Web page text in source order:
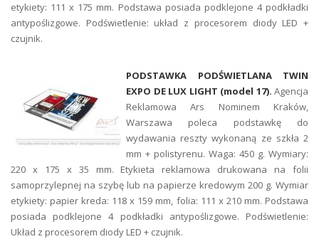
etykiety: 111 x 175 mm. Podstawa posiada podklejone 4 podkładki
antypoślizgowe. Podświetlenie: układ z procesorem diody LED +
czujnik.
PODSTAWKA PODŚWIETLANA TWIN
EXPO DE LUX LIGHT (model 17). Agencja
Reklamowa Ars Nominem Kraków,
Warszawa poleca podstawkę do
wydawania reszty wykonaną ze szkła 2
mm + polistyrenu. Waga: 450 g. Wymiary:
220 x 175 x 35 mm. Etykieta reklamowa drukowana na folii
samoprzylepnej na szybę lub na papierze kredowym 200 g. Wymiar
etykiety: papier kreda: 118 x 159 mm, folia: 111 x 210 mm. Podstawa
posiada podklejone 4 podkładki antypoślizgowe. Podświetlenie:
Układ z procesorem diody LED + czujnik.